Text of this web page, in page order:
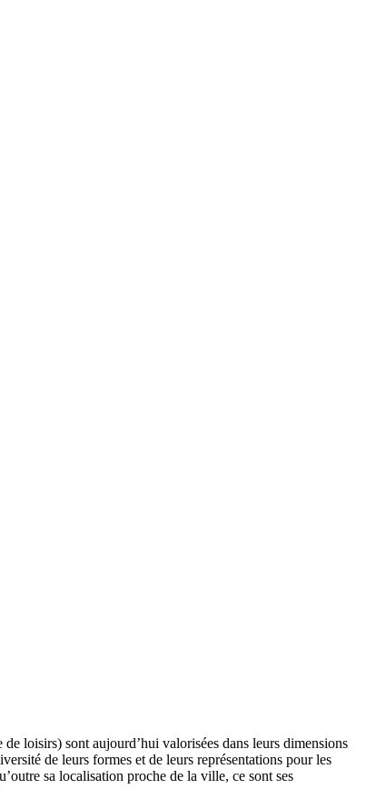
loisirs) sont aujourd’hui valorisées dans leurs dimensions
de leurs formes et de leurs représentations pour les
sa localisation proche de la ville, ce sont ses